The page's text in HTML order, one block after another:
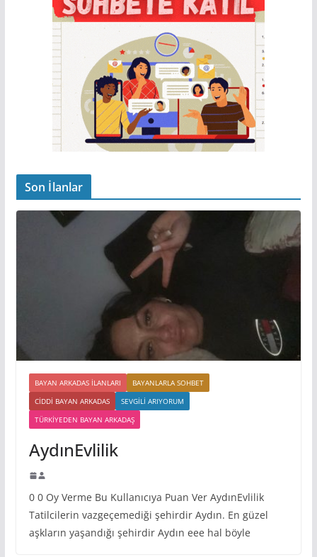
Son İlanlar
BAYAN ARKADAS ILANLARI
BAYANLARLA SOHBET
CIDDI BAYAN ARKADAS
SEVGILI ARIYORUM
TÜRKIYEDEN BAYAN ARKADAŞ
AydınEvlilik
0 0 Oy Verme Bu Kullanıcıya Puan Ver AydınEvlilik
Tatilcilerin vazgeçemediği şehirdir Aydın. En güzel
aşkların yaşandığı şehirdir Aydın eee hal böyle